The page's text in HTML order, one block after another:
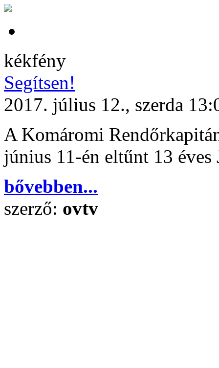
kékfény
Segítsen!
2017. július 12., szerda
A Komáromi
június 11-én eltűnt 13
bővebben...
szerző: ovtv